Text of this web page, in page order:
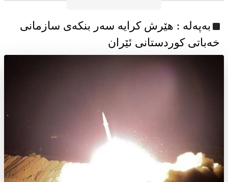
به‌په‌له‌ : هێرش کرایە سەر بنکەی سازمانی
خەباتی کوردستانی ئێران